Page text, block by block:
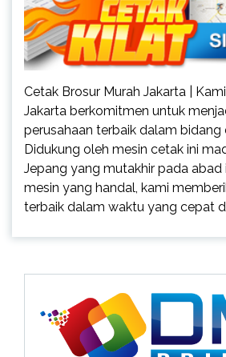
Cetak Brosur Murah Jakarta |
Jakarta berkomitmen untuk
perusahaan terbaik dalam bidang
Didukung oleh mesin cetak ini
Jepang yang mutakhir pada abad
mesin yang handal, kami
terbaik dalam waktu yang cepat